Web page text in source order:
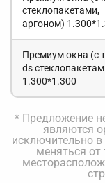
стеклопакетами,
аргоном)
Премиум окна (с
ds
1.300*1.300
* Предложение
являются
исключительно
меняться от